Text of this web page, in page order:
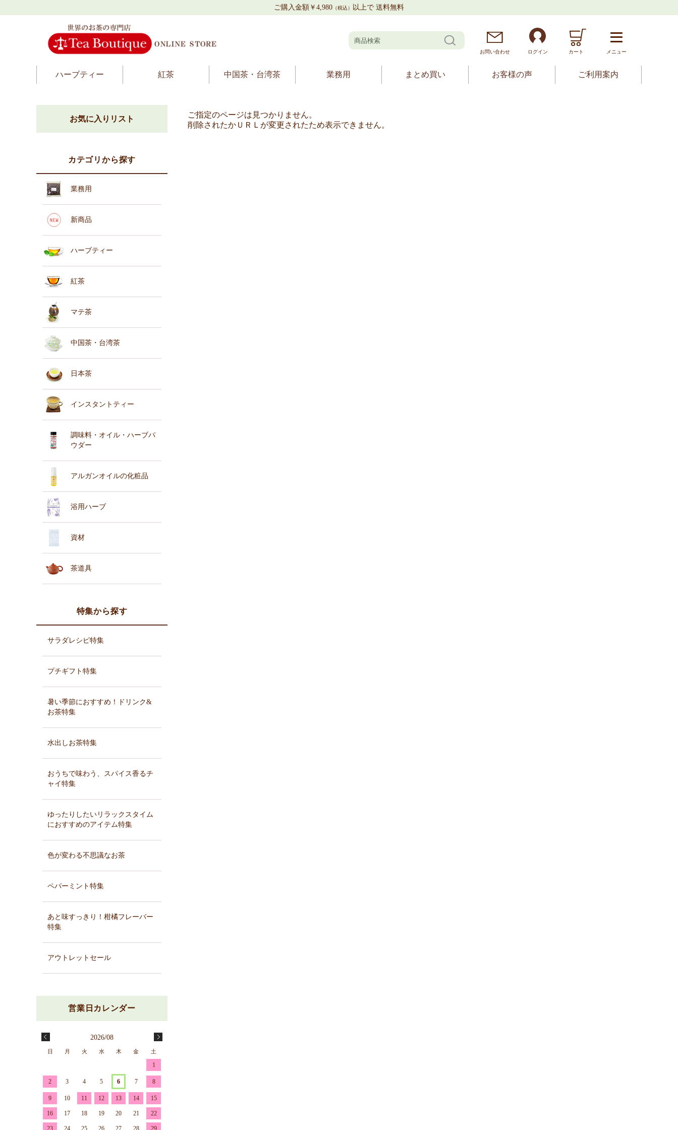
ご購入金額￥4,980 （税込） 以上で 送料無料
お問い合わせ ログイン カート メニュー
ハーブティー 紅茶 中国茶・台湾茶 業務用 まとめ買い お客様の声 ご利用案内
ご指定のページは見つかりません。
削除されたかＵＲＬが変更されたため表示できません。
お気に入りリスト
カテゴリから探す
業務用
新商品
ハーブティー
紅茶
マテ茶
中国茶・台湾茶
日本茶
インスタントティー
調味料・オイル・ハーブパ
ウダー
アルガンオイルの化粧品
浴用ハーブ
資材
茶道具
特集から探す
サラダレシピ特集
プチギフト特集
暑い季節におすすめ！ドリンク&
お茶特集
水出しお茶特集
おうちで味わう、スパイス香るチ
ャイ特集
ゆったりしたいリラックスタイム
におすすめのアイテム特集
色が変わる不思議なお茶
ペパーミント特集
あと味すっきり！柑橘フレーバー
特集
アウトレットセール
2026/08
日 月 火 水 木 金 土
1
2 3 4 5 6 7 8
9 10 11 12 13 14 15
16 17 18 19 20 21 22
23 24 25 26 27 28 29